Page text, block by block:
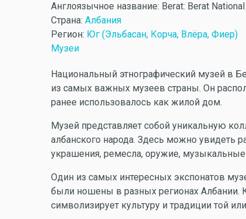
Англоязычное название: Berat: Berat
Страна: Албания
Регион: Юг (Эльбасан, Корча, Влёра, Фиер)
Музеи
Национальный этнографический музей в
из самых важных музеев страны. Он
ранее использовалось как жилой дом.
Музей представляет собой уникальную
албанского народа. Здесь можно увидеть
украшения, ремесла, оружие,
Один из самых интересных экспонатов
были ношены в разных регионах
символизирует культуру и традиции той